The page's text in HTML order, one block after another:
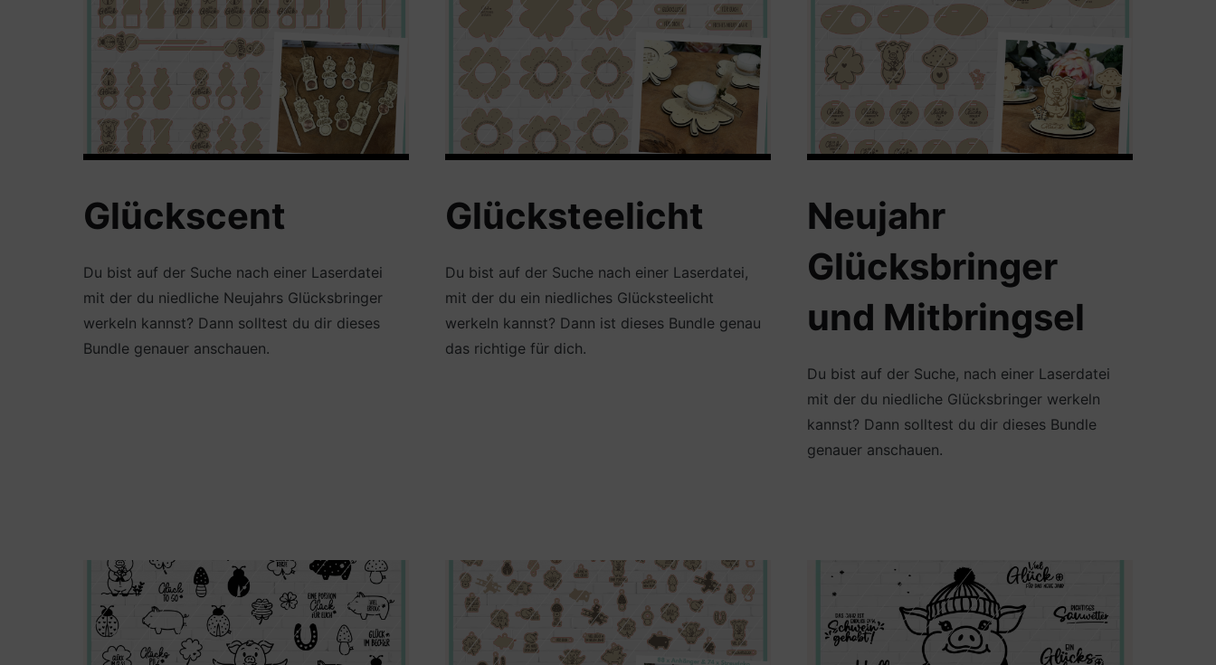
Glückscent
Du bist auf der Suche nach einer Laserdatei
mit der du niedliche Neujahrs Glücksbringer
werkeln kannst? Dann solltest du dir dieses
Bundle genauer anschauen.
Glücksteelicht
Du bist auf der Suche nach einer Laserdatei,
mit der du ein niedliches Glücksteelicht
werkeln kannst? Dann ist dieses Bundle genau
das richtige für dich.
Neujahr
Glücksbringer
und Mitbringsel
Du bist auf der Suche, nach einer Laserdatei
mit der du niedliche Glücksbringer werkeln
kannst? Dann solltest du dir dieses Bundle
genauer anschauen.